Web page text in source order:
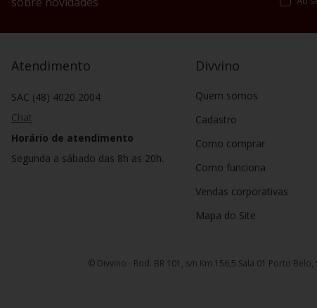
Atendimento
SAC (48) 4020 2004
Chat
Horário de atendimento
Segunda a sábado das 8h as 20h.
Divvino
Quem somos
Cadastro
Como comprar
Como funciona
Vendas corporativas
Mapa do Site
© Divvino - Rod. BR 101, s/n Km 156,5 Sala 01 Porto Belo,